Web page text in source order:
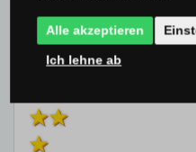
Alle akzeptieren
Ich lehne ab